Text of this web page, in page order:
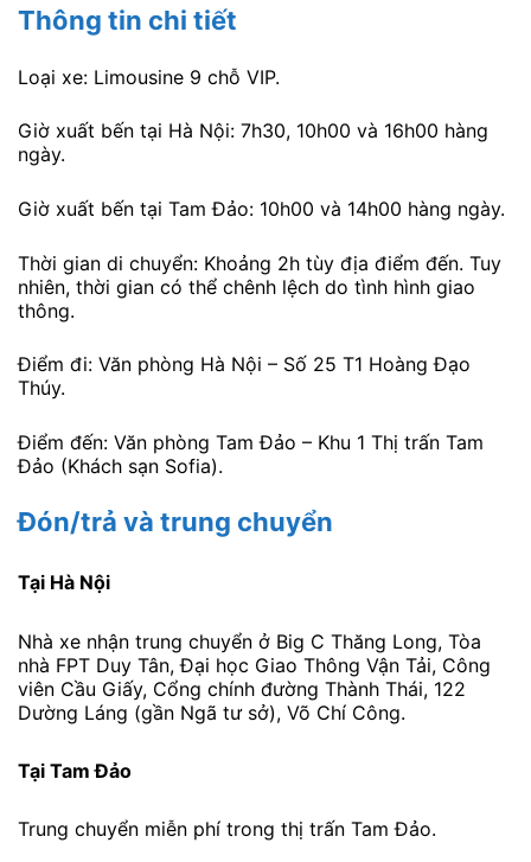
Thông tin chi tiết
Loại xe: Limousine 9 chỗ VIP.
Giờ xuất bến tại Hà Nội: 7h30, 10h00 và 16h00 hàng
ngày.
Giờ xuất bến tại Tam Đảo: 10h00 và 14h00 hàng ngày.
Thời gian di chuyển: Khoảng 2h tùy địa điểm đến. Tuy
nhiên, thời gian có thể chênh lệch do tình hình giao
thông.
Điểm đi: Văn phòng Hà Nội – Số 25 T1 Hoàng Đạo
Thúy.
Điểm đến: Văn phòng Tam Đảo – Khu 1 Thị trấn Tam
Đảo (Khách sạn Sofia).
Đón/trả và trung chuyển
Tại Hà Nội
Nhà xe nhận trung chuyển ở Big C Thăng Long, Tòa
nhà FPT Duy Tân, Đại học Giao Thông Vận Tải, Công
viên Cầu Giấy, Cổng chính đường Thành Thái, 122
Dường Láng (gần Ngã tư sở), Võ Chí Công.
Tại Tam Đảo
Trung chuyển miễn phí trong thị trấn Tam Đảo.